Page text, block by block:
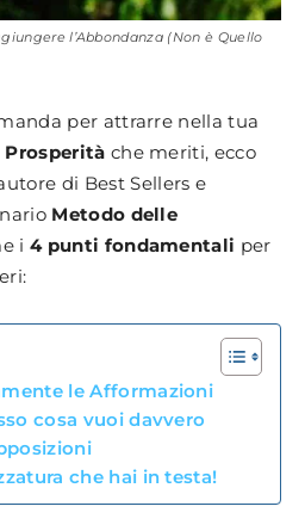
l’Abbondanza (Non è Quello
per attrarre nella tua
Prosperità che meriti, ecco
di Best Sellers e
Metodo delle
i4 punti fondamentali per
le Afformazioni
cosa vuoi davvero
che hai in testa!